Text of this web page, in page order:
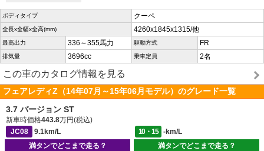
ボディタイプ クーペ
全長x全幅x全高(mm) 4260x1845x1315/他
最高出力 336～355馬力 駆動方式 FR
排気量 3696cc 乗車定員 2名
この車のカタログ情報を見る
フェアレディZ（14年07月～15年06月モデル）のグレード一覧
3.7 バージョン ST
新車時価格443.8万円(税込)
JC08
9.1km/L 10・15
-km/L
満タンでどこまで走る？
満タンでどこまで走る？